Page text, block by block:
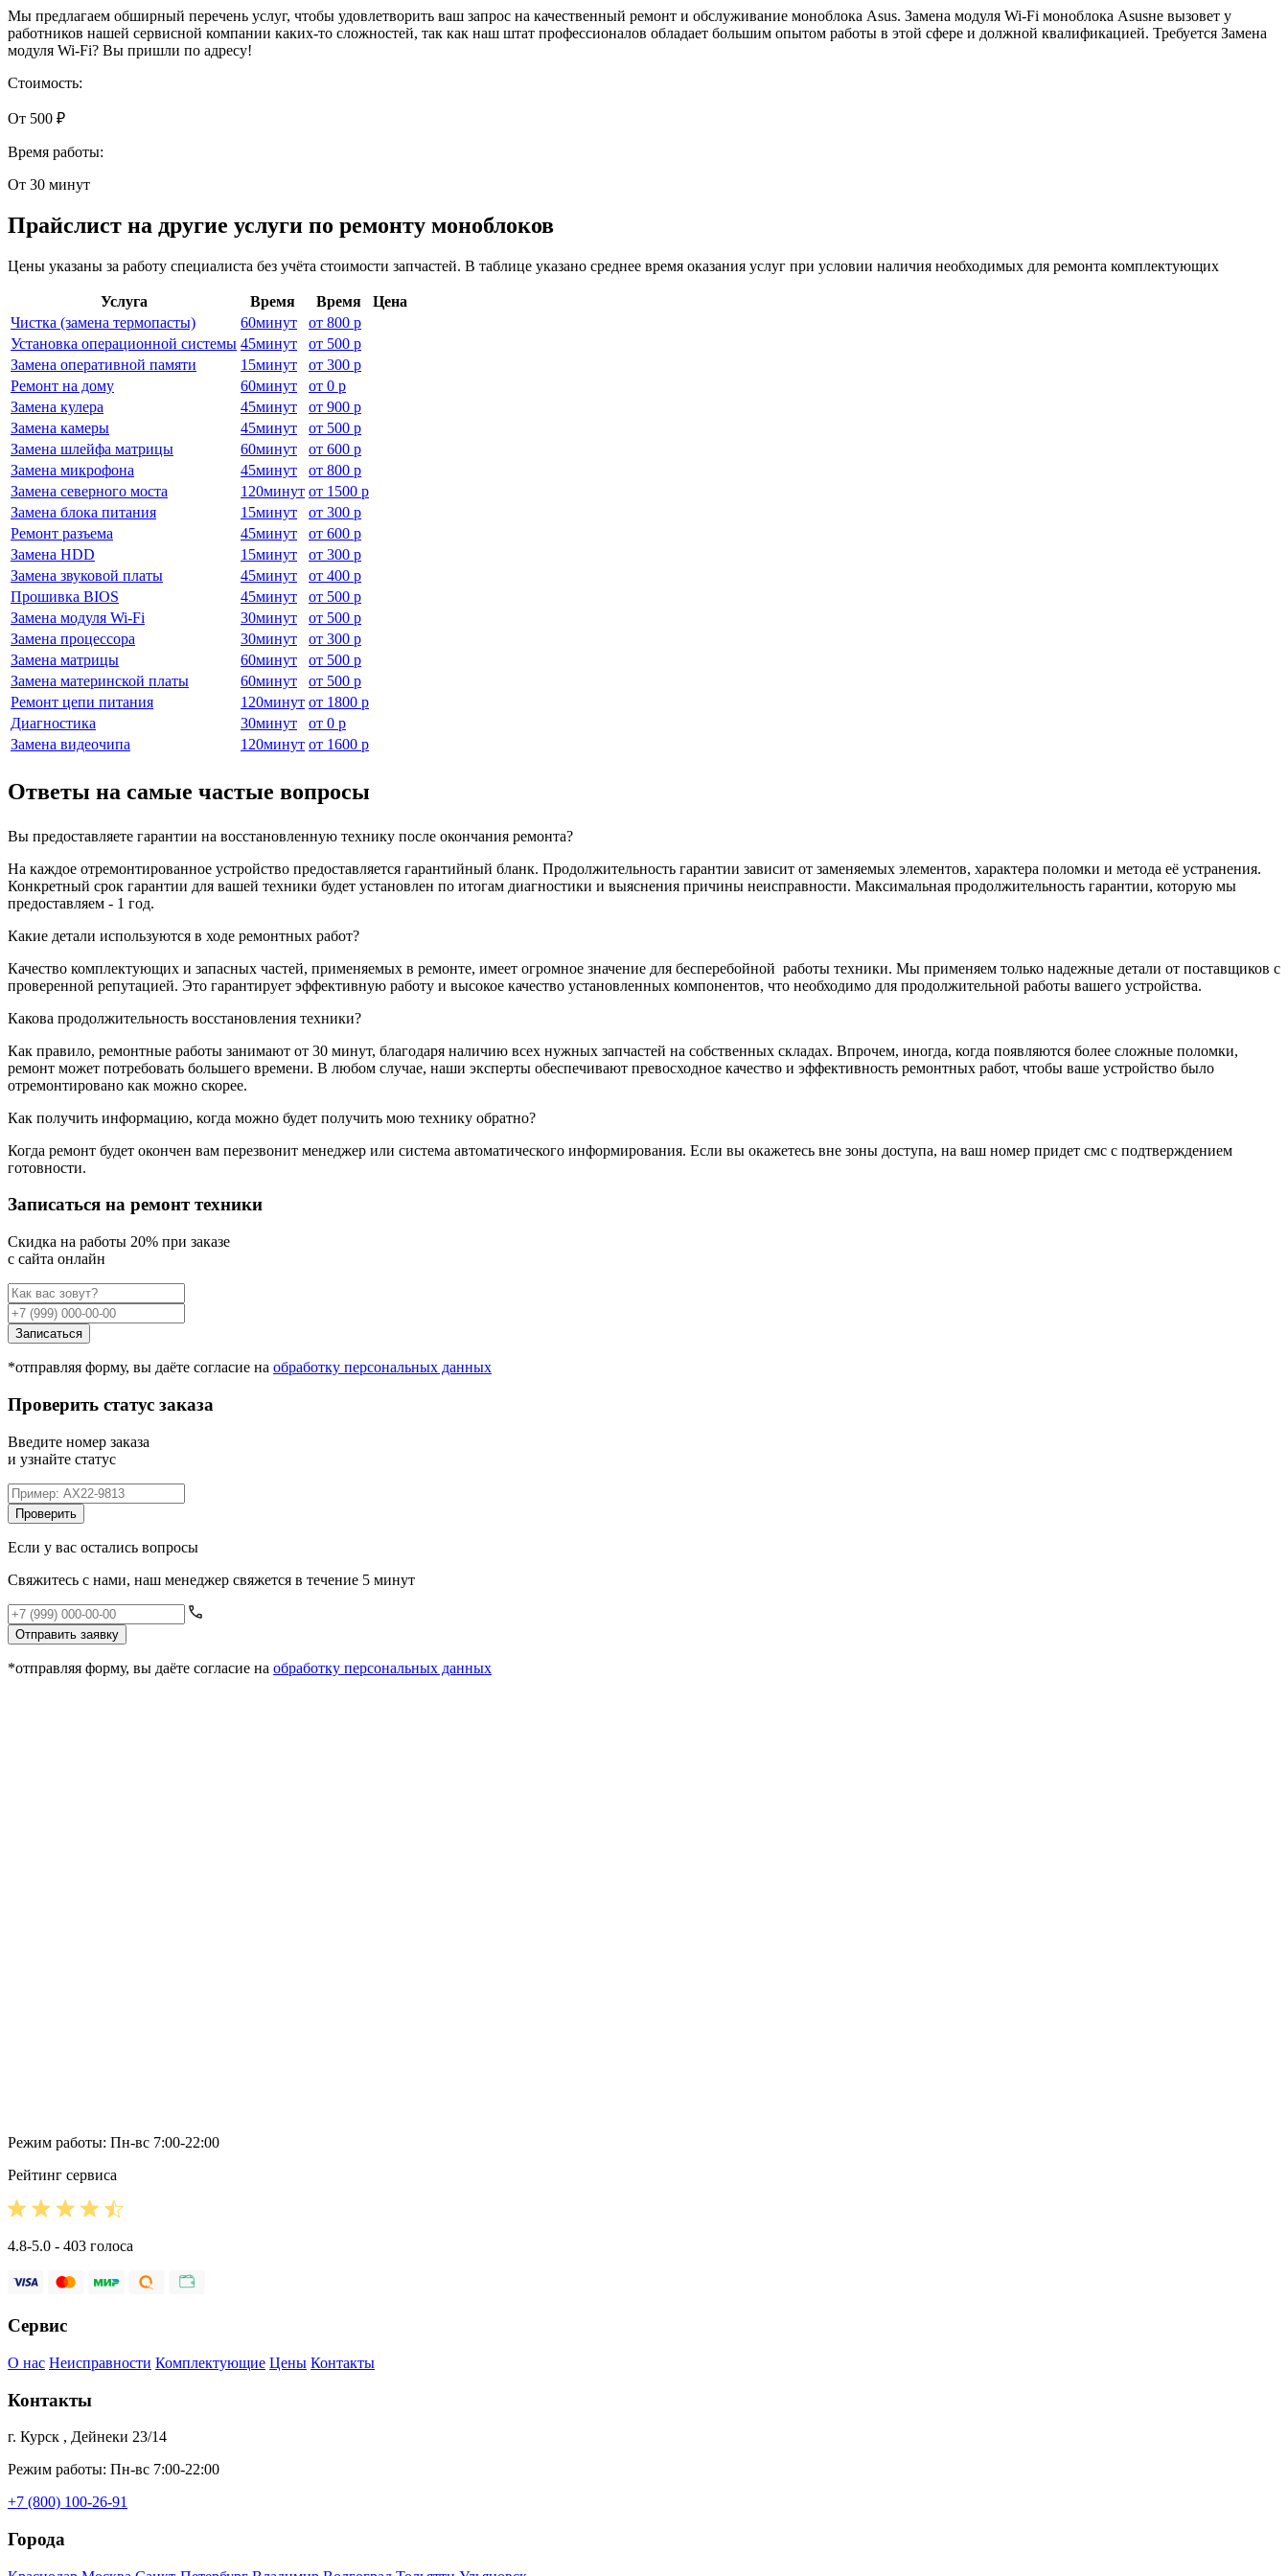
Мы предлагаем обширный перечень услуг, чтобы удовлетворить ваш запрос на качественный ремонт и обслуживание моноблока Asus. Замена модуля Wi-Fi моноблока Asusне вызовет у
работников нашей сервисной компании каких-то сложностей, так как наш штат профессионалов обладает большим опытом работы в этой сфере и должной квалификацией. Требуется Замена
модуля Wi-Fi? Вы пришли по адресу!
Стоимость:
От 500 ₽
Время работы:
От 30 минут
Прайслист на другие услуги по ремонту моноблоков
Цены указаны за работу специалиста без учёта стоимости запчастей. В таблице указано среднее время оказания услуг при условии наличия необходимых для ремонта комплектующих
Услуга Время Время
Цена
Чистка (замена термопасты)
60минут от 800 р
Установка операционной системы 45минут от 500 р
Замена оперативной памяти
15минут от 300 р
Ремонт на дому
60минут от 0 р
Замена кулера
45минут от 900 р
Замена камеры
45минут от 500 р
Замена шлейфа матрицы
60минут от 600 р
Замена микрофона
45минут от 800 р
Замена северного моста
120минут от 1500 р
Замена блока питания
15минут от 300 р
Ремонт разъема
45минут от 600 р
Замена HDD
15минут от 300 р
Замена звуковой платы
45минут от 400 р
Прошивка BIOS
45минут от 500 р
Замена модуля Wi-Fi
30минут от 500 р
Замена процессора
30минут от 300 р
Замена матрицы
60минут от 500 р
Замена материнской платы
60минут от 500 р
Ремонт цепи питания
120минут от 1800 р
Диагностика
30минут от 0 р
Замена видеочипа
120минут от 1600 р
Ответы на самые частые вопросы
Вы предоставляете гарантии на восстановленную технику после окончания ремонта?
На каждое отремонтированное устройство предоставляется гарантийный бланк. Продолжительность гарантии зависит от заменяемых элементов, характера поломки и метода её устранения.
Конкретный срок гарантии для вашей техники будет установлен по итогам диагностики и выяснения причины неисправности. Максимальная продолжительность гарантии, которую мы
предоставляем - 1 год.
Какие детали используются в ходе ремонтных работ?
Качество комплектующих и запасных частей, применяемых в ремонте, имеет огромное значение для бесперебойной работы техники. Мы применяем только надежные детали от поставщиков с
проверенной репутацией. Это гарантирует эффективную работу и высокое качество установленных компонентов, что необходимо для продолжительной работы вашего устройства.
Какова продолжительность восстановления техники?
Как правило, ремонтные работы занимают от 30 минут, благодаря наличию всех нужных запчастей на собственных складах. Впрочем, иногда, когда появляются более сложные поломки,
ремонт может потребовать большего времени. В любом случае, наши эксперты обеспечивают превосходное качество и эффективность ремонтных работ, чтобы ваше устройство было
отремонтировано как можно скорее.
Как получить информацию, когда можно будет получить мою технику обратно?
Когда ремонт будет окончен вам перезвонит менеджер или система автоматического информирования. Если вы окажетесь вне зоны доступа, на ваш номер придет смс с подтверждением
готовности.
Записаться на ремонт техники
Cкидка на работы 20% при заказе
с сайта онлайн
Записаться
*отправляя форму, вы даёте согласие на обработку персональных данных
Проверить статус заказа
Введите номер заказа
и узнайте статус
Проверить
Если у вас остались вопросы
Свяжитесь с нами, наш менеджер свяжется в течение 5 минут
Отправить заявку
*отправляя форму, вы даёте согласие на обработку персональных данных
Режим работы: Пн-вс 7:00-22:00
Рейтинг сервиса
4.8-5.0 - 403 голоса
Сервис
О нас Неисправности Комплектующие Цены Контакты
Контакты
г. Курск , Дейнеки 23/14
Режим работы: Пн-вс 7:00-22:00
+7 (800) 100-26-91
Города